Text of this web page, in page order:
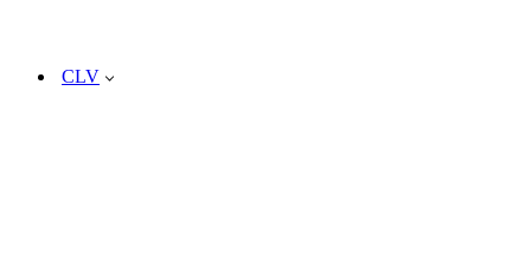
CLV